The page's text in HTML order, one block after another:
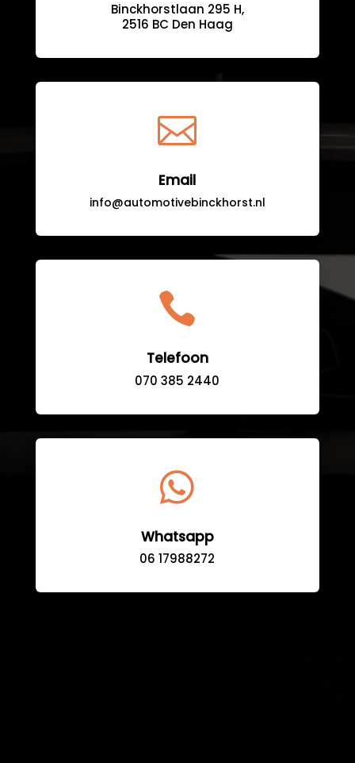
Binckhorstlaan 295 H,
2516 BC Den Haag

Email
info@automotivebinckhorst.nl

Telefoon
070 385 2440

Whatsapp
06 17988272